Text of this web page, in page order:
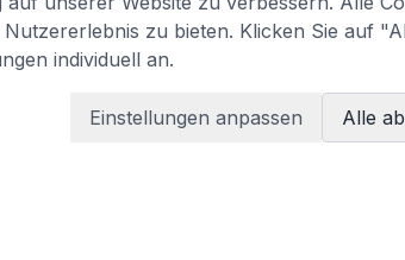
zu bieten. Klicken Sie auf
individuell an.
Einstellungen anpassen Alle